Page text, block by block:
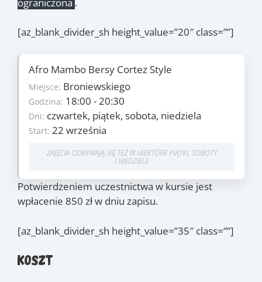
[az_blank_divider_sh height_value=”20″ class=””]
Afro Mambo Bersy Cortez Style
Miejsce: Broniewskiego
Godzina: 18:00 - 20:30
Dni: czwartek, piątek, sobota, niedziela
Start: 22 września
ZAJĘCIA ODBYWAJĄ SIĘ TEŻ W NIEKTÓRE PIĄTKI, SOBOTY
I NIEDZIELE
Szczegóły
Ilość zajęć:25
Cena:1790 PLN/os
Dni: czwartek, piątek, sobota, niedziela
Start: 22 września
22.09(czw.), 29.09(czw.), 6.10(czw.),
13.10(czw.), 27.10(czw.), 3.11
24.11(czw.), 1.12(czw.), 11.12 (niedz.),
15.01
Potwierdzeniem uczestnictwa w kursie jest
wpłacenie 850 zł w dniu zapisu.
[az_blank_divider_sh height_value=”35″ class=””]
Koszt